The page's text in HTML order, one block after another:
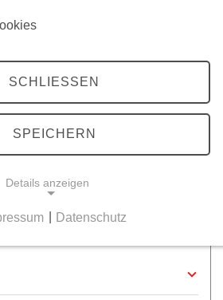
unserer Literaturbeilagen, zu den
SCHLIESSEN
SPEICHERN
Details anzeigen
indem sie Grundfunktionen
und Zugriff auf sichere
Datenschutz